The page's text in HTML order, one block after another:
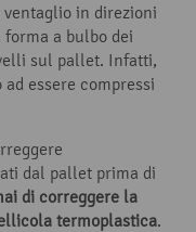
ventaglio in direzioni
a bulbo dei
sul pallet. Infatti,
essere compressi
dal pallet prima di
di correggere la
termoplastica.